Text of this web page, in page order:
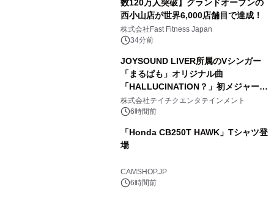
数120万人突破】グランドオープンの
西小山店が世界6,000店舗目で達成！
株式会社Fast Fitness Japan
34分前
JOYSOUND LIVER所属のVシンガー
「まるぱも」オリジナル曲
「HALLUCINATION？」初メジャー配
信リリース決定！
株式会社テイチクエンタテインメント
6時間前
「Honda CB250T HAWK」Tシャツ登
場
CAMSHOP.JP
6時間前